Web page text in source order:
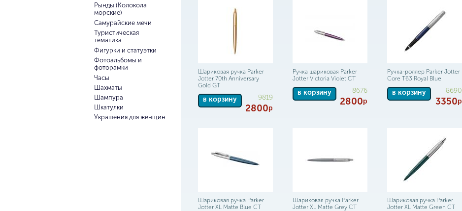
Рынды (Колокола
морские)
Самурайские мечи
Туристическая
тематика
Фигурки и статуэтки
Фотоальбомы и
фоторамки
Часы
Шахматы
Шампура
Шкатулки
Украшения для женщин
Шариковая ручка Parker
Jotter 70th Anniversary
Gold GT
в корзину 9819
2800р
Ручка шариковая Parker
Jotter Victoria Violet CT
в корзину 8676
2800р
Ручка-роллер Parker Jotter
Core T63 Royal Blue
в корзину 8690
3350р
Шариковая ручка Parker
Jotter XL Matte Blue CT
Шариковая ручка Parker
Jotter XL Matte Grey CT
Шариковая ручка Parker
Jotter XL Matte Green CT